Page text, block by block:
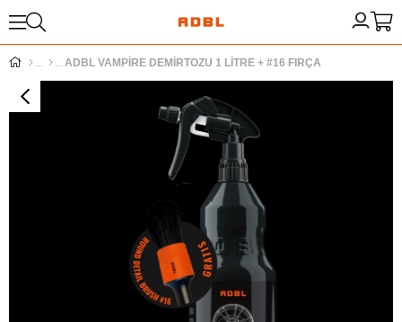
ADBL VAMPİRE DEMİRTOZU 1 LİTRE + #16 FIRÇA